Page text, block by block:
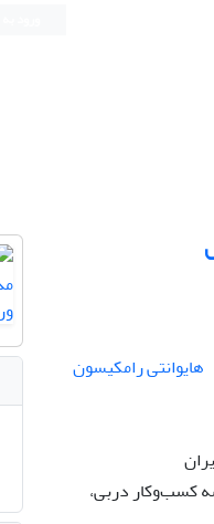
هایوانتی رامکیسون
کسب‌وکار دربی،